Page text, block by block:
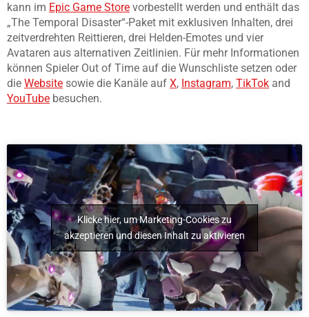
kann im Epic Game Store vorbestellt werden und enthält das
„The Temporal Disaster“-Paket mit exklusiven Inhalten, drei
zeitverdrehten Reittieren, drei Helden-Emotes und vier
Avataren aus alternativen Zeitlinien. Für mehr Informationen
können Spieler Out of Time auf die Wunschliste setzen oder
die Website sowie die Kanäle auf X, Instagram, TikTok and
YouTube besuchen.
Klicke hier, um Marketing-Cookies zu
akzeptieren und diesen Inhalt zu aktivieren